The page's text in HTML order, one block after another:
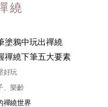
繞
塗鴉中玩出禪繞
禪繞下筆五大要素
好玩
、樂齡
禪繞世界